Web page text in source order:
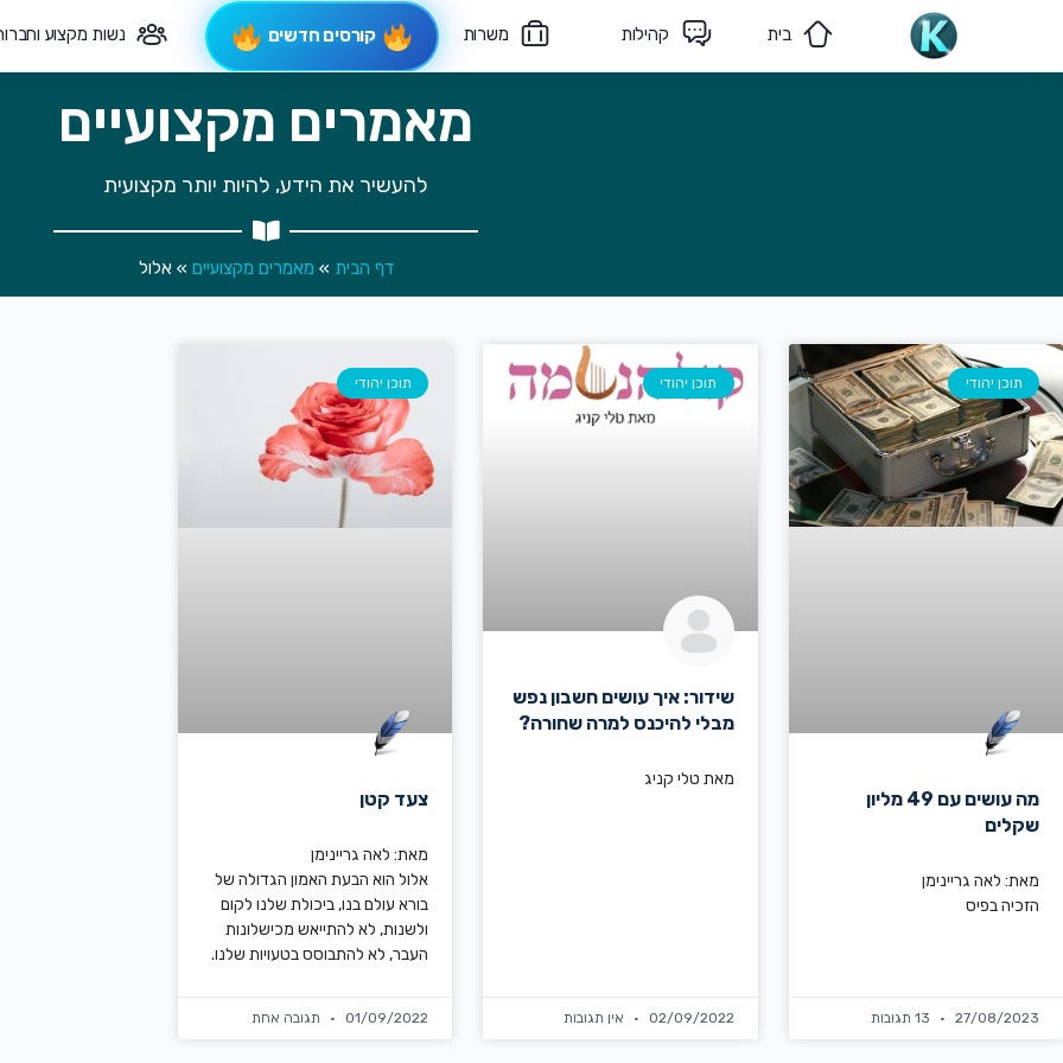
בית קהילות משרות קורסים חדשים נשות מקצוע
פיקוח תורני צרי קשר
מאמרים מקצועיים
להעשיר את הידע, להיות יותר מקצועית
דף הבית » מאמרים מקצועיים » אלול
תוכן יהודי
מה עושים עם 49 מליון
שקלים
מאת: לאה גריינימן
הזכיה בפיס
27/08/2023
תוכן יהודי
שידור: איך עושים חשבון נפש
מבלי להיכנס למרה שחורה?
מאת טלי קניג
02/09/2022 אין תגובות
תוכן יהודי
צעד קטן
מאת: לאה גריינימן
אלול הוא הבעת האמון הגדולה של
בורא עולם בנו, ביכולת שלנו לקום
ולשנות, לא להתייאש מכישלונות
העבר, לא להתבוסס בטעויות שלנו.
01/09/2022 תגובה אחת